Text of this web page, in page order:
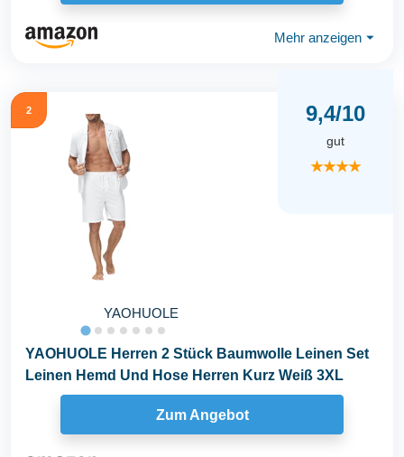
Mehr anzeigen ⏷
2
YAOHUOLE
9,4/10
gut
★★★★
YAOHUOLE Herren 2 Stück Baumwolle Leinen Set
Leinen Hemd Und Hose Herren Kurz Weiß 3XL
Zum Angebot